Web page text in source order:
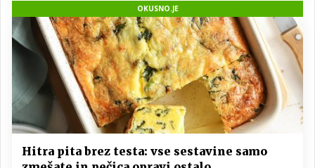
OKUSNO.JE
Hitra pita brez testa: vse sestavine samo